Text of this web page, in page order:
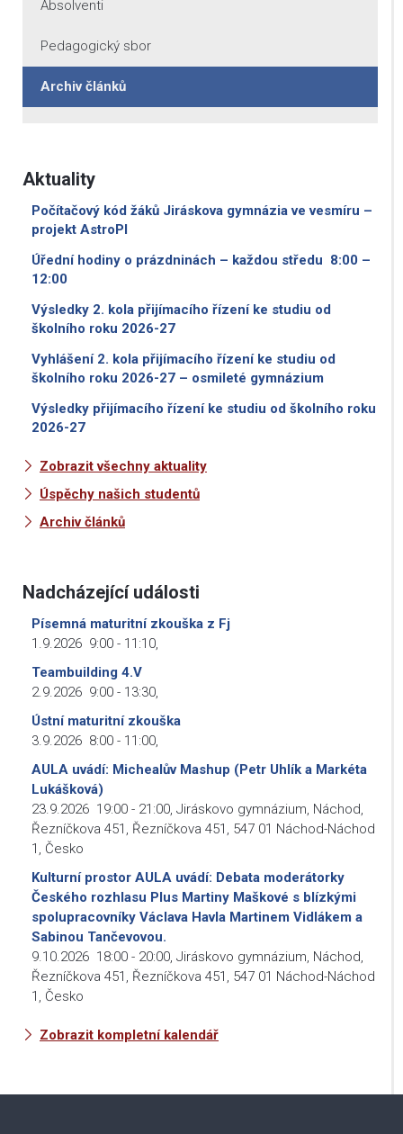
Absolventi
Pedagogický sbor
Archiv článků
Aktuality
Počítačový kód žáků Jiráskova gymnázia ve vesmíru –
projekt AstroPI
Úřední hodiny o prázdninách – každou středu 8:00 –
12:00
Výsledky 2. kola přijímacího řízení ke studiu od
školního roku 2026-27
Vyhlášení 2. kola přijímacího řízení ke studiu od
školního roku 2026-27 – osmileté gymnázium
Výsledky přijímacího řízení ke studiu od školního roku
2026-27
Zobrazit všechny aktuality
Úspěchy našich studentů
Archiv článků
Nadcházející události
Písemná maturitní zkouška z Fj
1.9.2026 9:00 - 11:10
Teambuilding 4.V
2.9.2026 9:00 - 13:30
Ústní maturitní zkouška
3.9.2026 8:00 - 11:00
AULA uvádí: Michealův Mashup (Petr Uhlík a Markéta
Lukášková)
23.9.2026 19:00 - 21:00 Jiráskovo gymnázium, Náchod,
Řezníčkova 451, Řezníčkova 451, 547 01 Náchod-Náchod
1, Česko
Kulturní prostor AULA uvádí: Debata moderátorky
Českého rozhlasu Plus Martiny Maškové s blízkými
spolupracovníky Václava Havla Martinem Vidlákem a
Sabinou Tančevovou.
9.10.2026 18:00 - 20:00 Jiráskovo gymnázium, Náchod,
Řezníčkova 451, Řezníčkova 451, 547 01 Náchod-Náchod
1, Česko
Zobrazit kompletní kalendář